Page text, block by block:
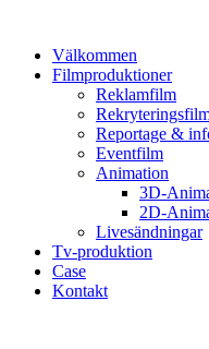
Välkommen
Filmproduktioner
Reklamfilm
Reportage &
Eventfilm
Animation
3D-
2D-
Livesändningar
Tv-produktion
Case
Kontakt